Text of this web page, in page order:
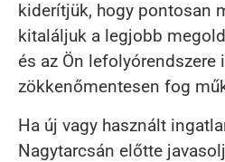
kiderítjük, hogy pontosan
kitaláljuk a legjobb
és az Ön lefolyórendszere
zökkenőmentesen fog
Ha új vagy használt
Nagytarcsán előtte